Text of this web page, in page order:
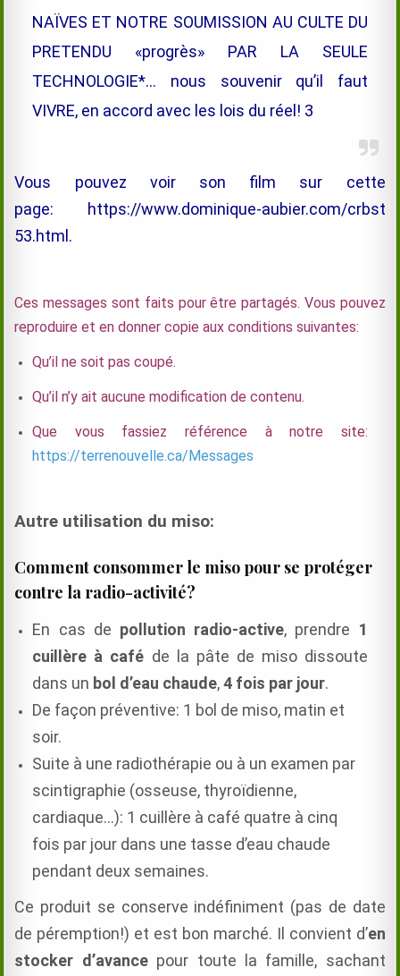
NAÏVES ET NOTRE SOUMISSION AU CULTE DU
PRETENDU «progrès» PAR LA SEULE
TECHNOLOGIE*… nous souvenir qu’il faut
VIVRE, en accord avec les lois du réel! 3
Vous pouvez voir son film sur cette
page: https://www.dominique-aubier.com/crbst
53.html .
Ces messages sont faits pour être partagés. Vous pouvez
reproduire et en donner copie aux conditions suivantes:
Qu’il ne soit pas coupé.
Qu’il n’y ait aucune modification de contenu.
Que vous fassiez référence à notre site:
https://terrenouvelle.ca/Messages
Autre utilisation du miso:
Comment consommer le miso pour se protéger
contre la radio-activité?
En cas de pollution radio-active, prendre 1
cuillère à café de la pâte de miso dissoute
dans un bol d’eau chaude,4 fois par jour.
De façon préventive: 1 bol de miso, matin et
soir.
Suite à une radiothérapie ou à un examen par
scintigraphie (osseuse, thyroïdienne,
cardiaque…): 1 cuillère à café quatre à cinq
fois par jour dans une tasse d’eau chaude
pendant deux semaines.
Ce produit se conserve indéfiniment (pas de date
de péremption!) et est bon marché. Il convient d’en
stocker d’avancepour toute la famille, sachant